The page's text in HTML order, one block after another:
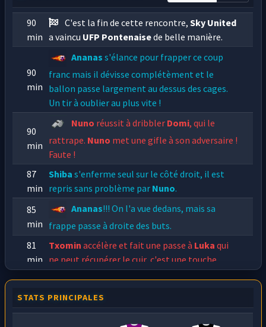
90
min
C'est la fin de cette rencontre,Sky United
a vaincu UFP Pontenaisede belle manière.
90
min
Ananas s'élance pour frapper ce coup
franc mais il dévisse complétèment et le
ballon passe largement au dessus des cages.
Un tir à oublier au plus vite !
90
min
Nuno réussit à dribbler Domi, qui le
rattrape. Nuno met une gifle à son adversaire !
Faute !
87
min
Shiba s'enferme seul sur le côté droit, il est
repris sans problème par Nuno.
85
min
Ananas!!! On l'a vue dedans, mais sa
frappe passe à droite des buts.
81
min
Txomin accélère et fait une passe à Luka qui
ne peut récupérer le cuir, c'est une touche.
STATS PRINCIPALES